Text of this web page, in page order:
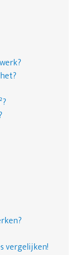
vergelijken!